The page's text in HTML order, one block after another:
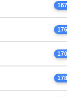
167
176
170
178